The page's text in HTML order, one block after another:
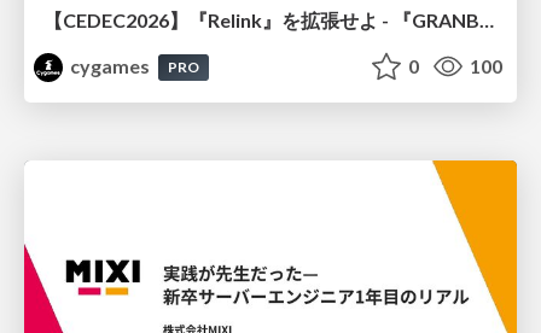
【CEDEC2026】『Relink』を拡張せよ - 『GRANBLUE FANTASY: Relink - Endless Ragnarok』の開発速度と品質を守るCI運用
cygames
PRO 0 100